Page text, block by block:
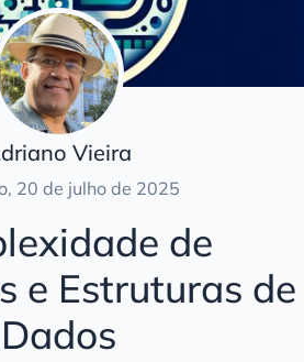
Sprint
Sprint II
Vieira
20 de julho de 2025
de
e Estruturas de
Dados